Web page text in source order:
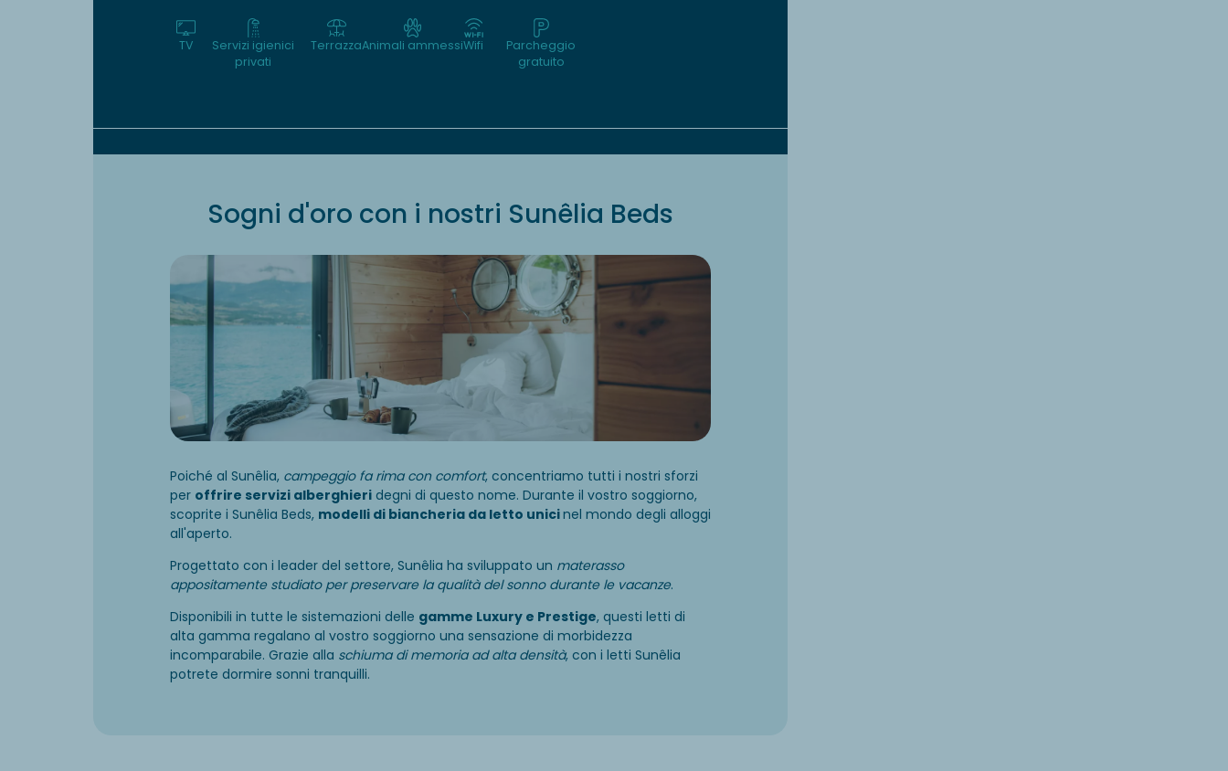
TV
Servizi igienici
privati
TerrazzaAnimali ammessiWifi
Parcheggio
gratuito
Sogni d'oro con i nostri Sunêlia Beds
Poiché al Sunêlia, campeggio fa rima con comfort, concentriamo tutti i nostri sforzi
per offrire servizi alberghieri degni di questo nome. Durante il vostro soggiorno,
scoprite i Sunêlia Beds, modelli di biancheria da letto unicinel mondo degli alloggi
all'aperto.
Progettato con i leader del settore, Sunêlia ha sviluppato un materasso
appositamente studiato per preservare la qualità del sonno durante le vacanze.
Disponibili in tutte le sistemazioni delle gamme Luxury e Prestige, questi letti di
alta gamma regalano al vostro soggiorno una sensazione di morbidezza
incomparabile. Grazie alla schiuma di memoria ad alta densità, con i letti Sunêlia
potrete dormire sonni tranquilli.